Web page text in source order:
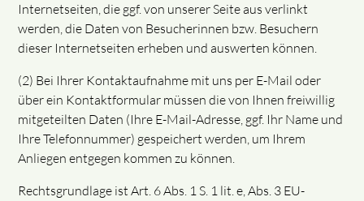
Internetseiten, die ggf. von unserer Seite aus verlinkt
werden, die Daten von Besucherinnen bzw. Besuchern
dieser Internetseiten erheben und auswerten können.
(2) Bei Ihrer Kontaktaufnahme mit uns per E-Mail oder
über ein Kontaktformular müssen die von Ihnen freiwillig
mitgeteilten Daten (Ihre E-Mail-Adresse, ggf. Ihr Name und
Ihre Telefonnummer) gespeichert werden, um Ihrem
Anliegen entgegen kommen zu können.
Rechtsgrundlage ist Art. 6 Abs. 1 S. 1 lit. e, Abs. 3 EU-